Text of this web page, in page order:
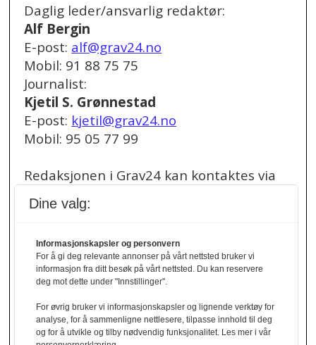
Daglig leder/ansvarlig redaktør:
Alf Bergin
E-post: alf@grav24.no
Mobil: 91 88 75 75
Journalist:
Kjetil S. Grønnestad
E-post: kjetil@grav24.no
Mobil: 95 05 77 99
Redaksjonen i Grav24 kan kontaktes via
redaksjon@grav24.no
annonser/stillingsannonser, kan du bruke
denne e-post adressen:
annonse@grav24.no
Ved å følge linken under finner du vår
personvernerklæring.
Dine valg:
Informasjonskapsler og personvern
For å gi deg relevante annonser på vårt nettsted bruker vi
informasjon fra ditt besøk på vårt nettsted. Du kan reservere
deg mot dette under "Innstillinger".
For øvrig bruker vi informasjonskapsler og lignende verktøy for
analyse, for å sammenligne nettlesere, tilpasse innhold til deg
og for å utvikle og tilby nødvendig funksjonalitet. Les mer i vår